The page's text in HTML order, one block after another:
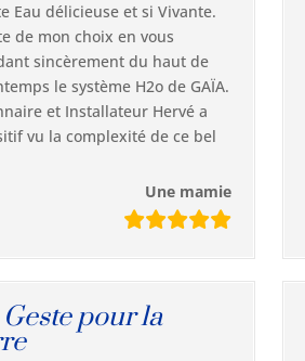
Eau délicieuse et si Vivante.
de mon choix en vous
sincèrement du haut de
le système H2o de GAÏA.
et Installateur Hervé a
vu la complexité de ce bel
Une mamie
pour la